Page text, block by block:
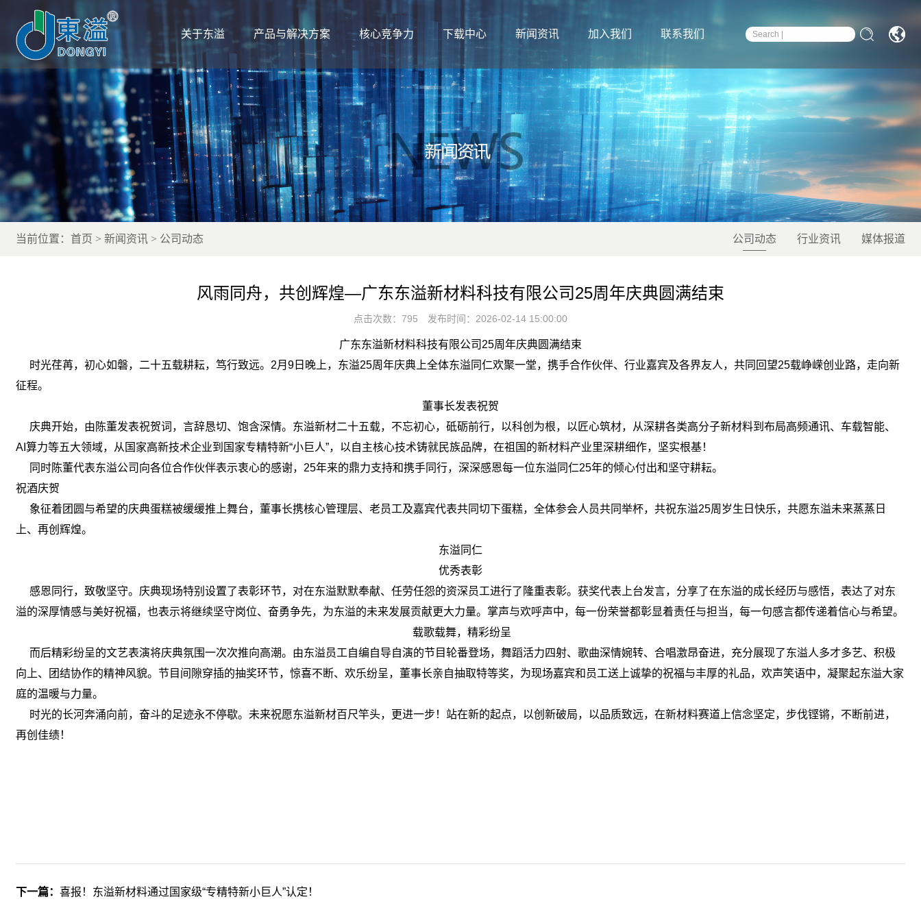
关于东溢 产品与解决方案 核心竞争力 下载中心 新闻资讯 加入我们 联系我们
当前位置： 首页 新闻资讯 公司动态 公司动态 行业资讯 媒体报道
风雨同舟，共创辉煌—广东东溢新材料科技有限公司25周年庆典圆满结束
点击次数：795 发布时间：2026-02-14 15:00:00
广东东溢新材料科技有限公司25周年庆典圆满结束
时光荏苒，初心如磐，二十五载耕耘，笃行致远。2月9日晚上，东溢25周年庆典上全体东溢同仁欢聚一堂，携手合作伙伴、行业嘉宾及各界友人，共同回望25载峥嵘创业路，走向新
征程。
董事长发表祝贺
庆典开始，由陈董发表祝贺词，言辞恳切、饱含深情。东溢新材二十五载，不忘初心，砥砺前行，以科创为根，以匠心筑材，从深耕各类高分子新材料到布局高频通讯、车载智能、
AI算力等五大领域，从国家高新技术企业到国家专精特新“小巨人”，以自主核心技术铸就民族品牌，在祖国的新材料产业里深耕细作，坚实根基！
同时陈董代表东溢公司向各位合作伙伴表示衷心的感谢，25年来的鼎力支持和携手同行，深深感恩每一位东溢同仁25年的倾心付出和坚守耕耘。
祝酒庆贺
象征着团圆与希望的庆典蛋糕被缓缓推上舞台，董事长携核心管理层、老员工及嘉宾代表共同切下蛋糕，全体参会人员共同举杯，共祝东溢25周岁生日快乐，共愿东溢未来蒸蒸日
上、再创辉煌。
东溢同仁
优秀表彰
感恩同行，致敬坚守。庆典现场特别设置了表彰环节，对在东溢默默奉献、任劳任怨的资深员工进行了隆重表彰。获奖代表上台发言，分享了在东溢的成长经历与感悟，表达了对东
溢的深厚情感与美好祝福，也表示将继续坚守岗位、奋勇争先，为东溢的未来发展贡献更大力量。掌声与欢呼声中，每一份荣誉都彰显着责任与担当，每一句感言都传递着信心与希望。
载歌载舞，精彩纷呈
而后精彩纷呈的文艺表演将庆典氛围一次次推向高潮。由东溢员工自编自导自演的节目轮番登场，舞蹈活力四射、歌曲深情婉转、合唱激昂奋进，充分展现了东溢人多才多艺、积极
向上、团结协作的精神风貌。节目间隙穿插的抽奖环节，惊喜不断、欢乐纷呈，董事长亲自抽取特等奖，为现场嘉宾和员工送上诚挚的祝福与丰厚的礼品，欢声笑语中，凝聚起东溢大家
庭的温暖与力量。
时光的长河奔涌向前，奋斗的足迹永不停歇。未来祝愿东溢新材百尺竿头，更进一步！站在新的起点，以创新破局，以品质致远，在新材料赛道上信念坚定，步伐铿锵，不断前进，
再创佳绩！
下一篇： 喜报！东溢新材料通过国家级“专精特新小巨人”认定！